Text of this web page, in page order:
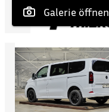
Galerie öffnen